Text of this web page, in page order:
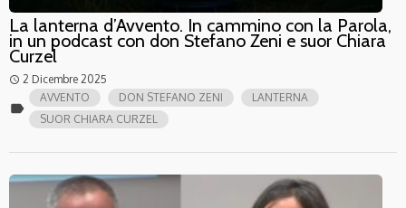
La lanterna d’Avvento. In cammino con la Parola,
in un podcast con don Stefano Zeni e suor Chiara
Curzel
access_time 2 Dicembre 2025
label
AVVENTO DON STEFANO ZENI
LANTERNA
SUOR CHIARA CURZEL